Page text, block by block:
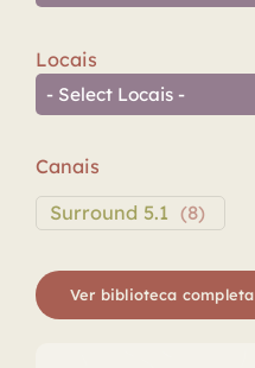
Locais
Canais
Surround 5.1 (8)
Ver biblioteca completa